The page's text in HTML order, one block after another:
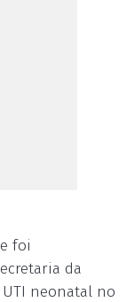
foi
da
UTI neonatal no